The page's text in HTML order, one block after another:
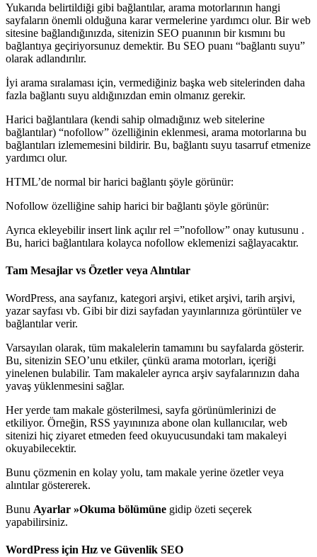
Yukarıda belirtildiği gibi bağlantılar, arama motorlarının hangi
sayfaların önemli olduğuna karar vermelerine yardımcı olur. Bir web
sitesine bağlandığınızda, sitenizin SEO puanının bir kısmını bu
bağlantıya geçiriyorsunuz demektir. Bu SEO puanı “bağlantı suyu”
olarak adlandırılır.
İyi arama sıralaması için, vermediğiniz başka web sitelerinden daha
fazla bağlantı suyu aldığınızdan emin olmanız gerekir.
Harici bağlantılara (kendi sahip olmadığınız web sitelerine
bağlantılar) “nofollow” özelliğinin eklenmesi, arama motorlarına bu
bağlantıları izlememesini bildirir. Bu, bağlantı suyu tasarruf etmenize
yardımcı olur.
HTML’de normal bir harici bağlantı şöyle görünür:
Nofollow özelliğine sahip harici bir bağlantı şöyle görünür:
Ayrıca ekleyebilir insert link açılır rel =”nofollow” onay kutusunu .
Bu, harici bağlantılara kolayca nofollow eklemenizi sağlayacaktır.
Tam Mesajlar vs Özetler veya Alıntılar
WordPress, ana sayfanız, kategori arşivi, etiket arşivi, tarih arşivi,
yazar sayfası vb. Gibi bir dizi sayfadan yayınlarınıza görüntüler ve
bağlantılar verir.
Varsayılan olarak, tüm makalelerin tamamını bu sayfalarda gösterir.
Bu, sitenizin SEO’unu etkiler, çünkü arama motorları, içeriği
yinelenen bulabilir. Tam makaleler ayrıca arşiv sayfalarınızın daha
yavaş yüklenmesini sağlar.
Her yerde tam makale gösterilmesi, sayfa görünümlerinizi de
etkiliyor. Örneğin, RSS yayınınıza abone olan kullanıcılar, web
sitenizi hiç ziyaret etmeden feed okuyucusundaki tam makaleyi
okuyabilecektir.
Bunu çözmenin en kolay yolu, tam makale yerine özetler veya
alıntılar göstererek.
Bunu Ayarlar »Okuma bölümüne gidip özeti seçerek
yapabilirsiniz.
WordPress için Hız ve Güvenlik SEO